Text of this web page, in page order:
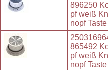
896250
pf weiß
nopf Taste
865492
pf weiß
nopf Taste